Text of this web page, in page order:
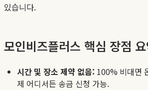
있습니다.
모인비즈플러스 핵심 장점
시간 및 장소 제약 없음: 100% 비대면
제 어디서든 송금 신청 가능.